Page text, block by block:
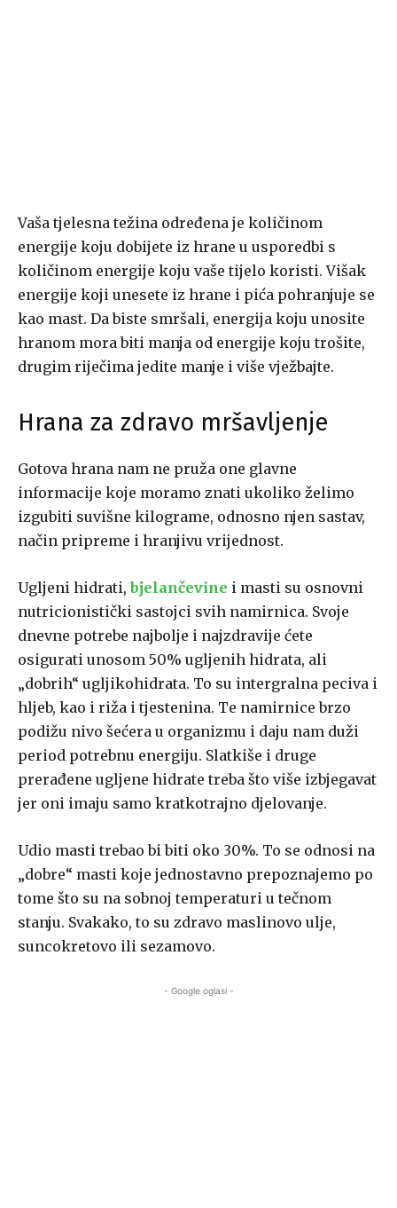
Vaša tjelesna težina određena je količinom
energije koju dobijete iz hrane u usporedbi s
količinom energije koju vaše tijelo koristi. Višak
energije koji unesete iz hrane i pića pohranjuje se
kao mast. Da biste smršali, energija koju unosite
hranom mora biti manja od energije koju trošite,
drugim riječima jedite manje i više vježbajte.
Hrana za zdravo mršavljenje
Gotova hrana nam ne pruža one glavne
informacije koje moramo znati ukoliko želimo
izgubiti suvišne kilograme, odnosno njen sastav,
način pripreme i hranjivu vrijednost.
Ugljeni hidrati, bjelančevine i masti su osnovni
nutricionistički sastojci svih namirnica. Svoje
dnevne potrebe najbolje i najzdravije ćete
osigurati unosom 50% ugljenih hidrata, ali
„dobrih“ ugljikohidrata. To su intergralna peciva i
hljeb, kao i riža i tjestenina. Te namirnice brzo
podižu nivo šećera u organizmu i daju nam duži
period potrebnu energiju. Slatkiše i druge
prerađene ugljene hidrate treba što više izbjegavat
jer oni imaju samo kratkotrajno djelovanje.
Udio masti trebao bi biti oko 30%. To se odnosi na
„dobre“ masti koje jednostavno prepoznajemo po
tome što su na sobnoj temperaturi u tečnom
stanju. Svakako, to su zdravo maslinovo ulje,
suncokretovo ili sezamovo.
- Google oglasi -